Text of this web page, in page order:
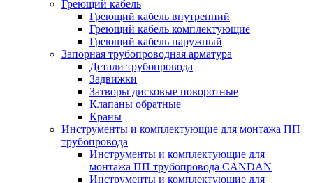
Греющий кабель
Греющий кабель внутренний
Греющий кабель комплектующие
Греющий кабель наружный
Запорная трубопроводная арматура
Детали трубопровода
Задвижки
Затворы дисковые поворотные
Клапаны обратные
Краны
Инструменты и комплектующие для монтажа ПП
трубопровода
Инструменты и комплектующие для
монтажа ПП трубопровода CANDAN
Инструменты и комплектующие для